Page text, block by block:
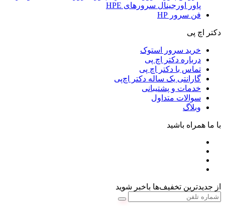
پاور اورجینال سرورهای HPE
فن سرور HP
دکتر اچ پی
خرید سرور استوک
درباره دکتر اچ پی
تماس با دکتر اچ پی
گارانتی یک ساله دکتر اچ‌پی
خدمات و پشتیبانی
سوالات متداول
وبلاگ
با ما همراه باشید
از جدیدترین تخفیف‌ها باخبر شوید